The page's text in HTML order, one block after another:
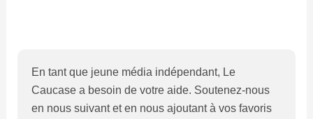
En tant que jeune média indépendant, Le
Caucase a besoin de votre aide. Soutenez-nous
en nous suivant et en nous ajoutant à vos favoris